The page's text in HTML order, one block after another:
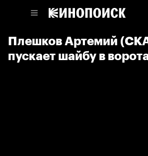
Плешков Артемий
пускает шайбу в